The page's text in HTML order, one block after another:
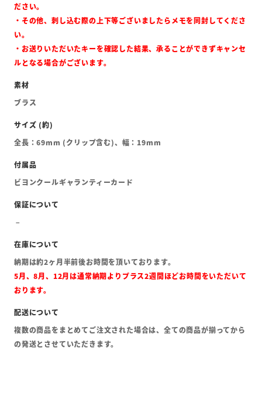
ださい。
・その他、刺し込む際の上下等ございましたらメモを同封してくださ
い。
・お送りいただいたキーを確認した結果、承ることができずキャンセ
ルとなる場合がございます。
ブラス
全長：69mm (クリップ含む)、幅：19mm
ビヨンクールギャランティーカード
納期は約2ヶ月半前後お時間を頂いております。
5月、8月、12月は通常納期よりプラス2週間ほどお時間をいただいて
おります。
複数の商品をまとめてご注文された場合は、全ての商品が揃ってから
の発送とさせていただきます。